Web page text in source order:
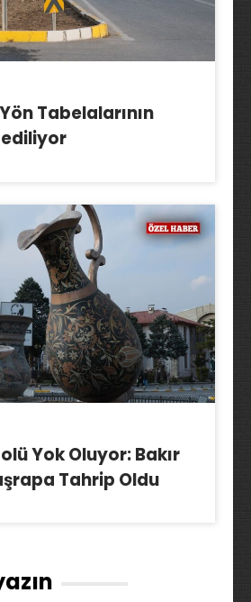
Tabelalarının
Yok Oluyor: Bakır
Tahrip Oldu